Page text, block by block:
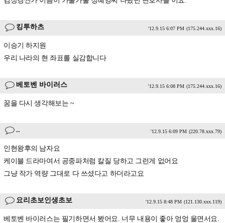
킹투하츠 '12.9.15 6:07 PM (175.244.xxx.16)
이승기 하지원
우리 나라의 현 좌표를 실감합니다
베토벤 바이러스 '12.9.15 6:08 PM (175.244.xxx.16)
꿈을 다시 생각해보는 ~
.. '12.9.15 6:09 PM (220.78.xxx.79)
인현왕후의 남자요
케이블 드라마여서 공중파처럼 칼질 당하고 그런게 없어요
그냥 작가 역량 그대로 다 쓰셨다고 하더라고요
요리초보인생초보 '12.9.15 8:48 PM (121.130.xxx.119)
베토벤 바이러스는 필기하면서 봤어요. 너무 내용이 좋아 엉엉 울면서요.